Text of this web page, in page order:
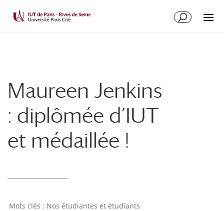
Maureen Jenkins
: diplômée d’IUT
et médaillée !
Nos étudiantes et étudiants